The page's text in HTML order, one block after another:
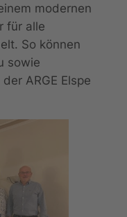
modernen
für alle
So können
sowie
ARGE Elspe